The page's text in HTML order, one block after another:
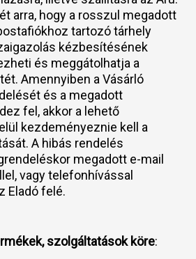
arra, hogy a rosszul megadott
tartozó tárhely
kézbesítésének
és meggátolhatja a
Amennyiben a Vásárló
és a megadott
fel, akkor a lehető
kezdeményeznie kell a
A hibás rendelés
megadott e-mail
vagy telefonhívással
Eladó felé.
szolgáltatások köre: